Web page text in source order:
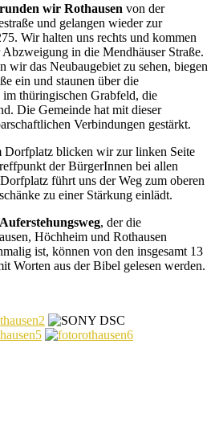
wir Rothausen von der
und gelangen wieder zur
Wir halten uns rechts und kommen
in die Mendhäuser Straße.
wir das Neubaugebiet zu sehen, biegen
ein und staunen über die
thüringischen Grabfeld, die
Die Gemeinde hat mit dieser
Verbindungen gestärkt.
Dorfplatz blicken wir zur linken Seite
der BürgerInnen bei allen
führt uns der Weg zum oberen
zu einer Stärkung einlädt.
Auferstehungsweg, der die
Höchheim und Rothausen
ist, können von den insgesamt 13
Worten aus der Bibel gelesen werden.